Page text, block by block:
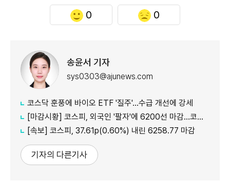
0 0
송윤서 기자
sys0303@ajunews.com
코스닥 훈풍에 바이오 ETF '질주'…수급 개선에 강세
[마감시황] 코스피, 외국인 '팔자'에 6200선 마감…코스닥도 하락
[속보] 코스피, 37.61p(0.60%) 내린 6258.77 마감
기자의 다른기사